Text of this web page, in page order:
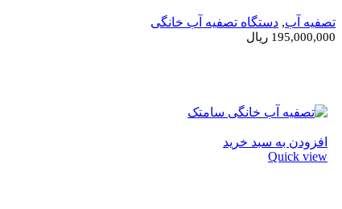
تصفیه آب, دستگاه تصفیه آب خانگی
195,000,000 ریال
افزودن به سبد خرید
Quick view